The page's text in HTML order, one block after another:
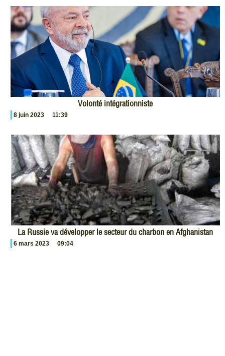
Volonté intégrationniste
8 juin 2023 11:39
La Russie va développer le secteur du charbon en Afghanistan
6 mars 2023 09:04